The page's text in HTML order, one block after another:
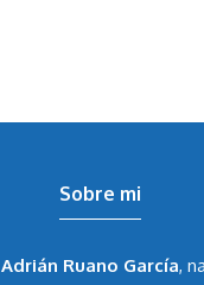
Sobre mi
Adrián Ruano García,